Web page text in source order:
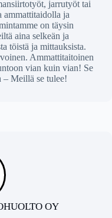
jarrutyöt tai
ja
on täysin
aina selkeän ja
töistä ja mittauksista.
Ammattitaitoinen
vian kuin vian! Se
– Meillä se tulee!
OY